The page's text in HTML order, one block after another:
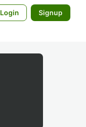
Login Signup